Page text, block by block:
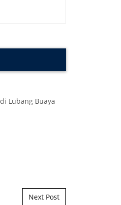
Next Post